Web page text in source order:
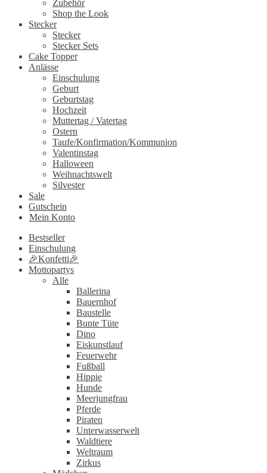
Zubehör
Shop the Look
Stecker
Stecker
Stecker Sets
Cake Topper
Anlässe
Einschulung
Geburt
Geburtstag
Hochzeit
Muttertag / Vatertag
Ostern
Taufe/Konfirmation/Kommunion
Valentinstag
Halloween
Weihnachtswelt
Silvester
Sale
Gutschein
Mein Konto
Bestseller
Einschulung
🎉Konfetti🎉
Mottopartys
Alle
Ballerina
Bauernhof
Baustelle
Bunte Tüte
Dino
Eiskunstlauf
Feuerwehr
Fußball
Hippie
Hunde
Meerjungfrau
Pferde
Piraten
Unterwasserwelt
Waldtiere
Weltraum
Zirkus